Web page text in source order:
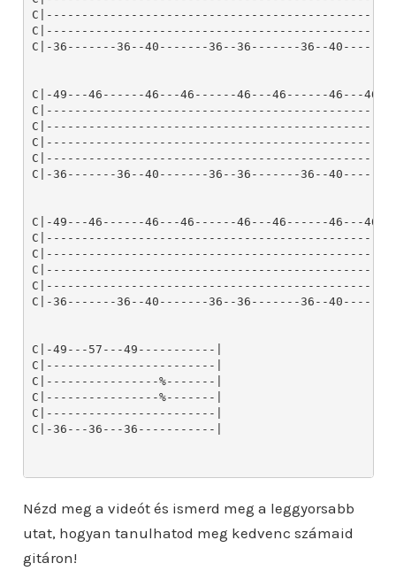
Nézd meg a videót és ismerd meg a leggyorsabb
utat, hogyan tanulhatod meg kedvenc számaid
gitáron!